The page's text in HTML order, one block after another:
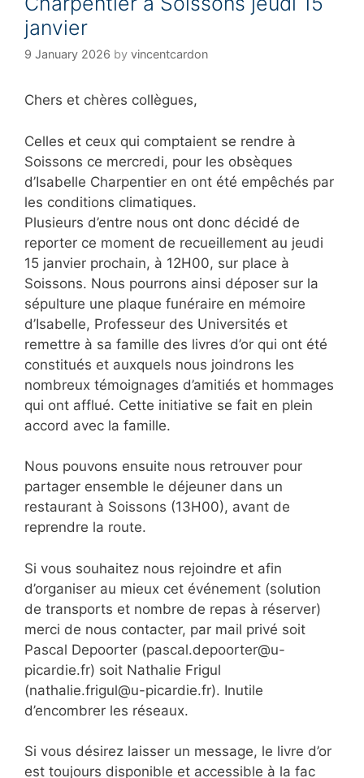
janvier
9 January 2026 by vincentcardon
Chers et chères collègues,
Celles et ceux qui comptaient se rendre à
Soissons ce mercredi, pour les obsèques
d’Isabelle Charpentier en ont été empêchés par
les conditions climatiques.
Plusieurs d’entre nous ont donc décidé de
reporter ce moment de recueillement au jeudi
15 janvier prochain, à 12H00, sur place à
Soissons. Nous pourrons ainsi déposer sur la
sépulture une plaque funéraire en mémoire
d’Isabelle, Professeur des Universités et
remettre à sa famille des livres d’or qui ont été
constitués et auxquels nous joindrons les
nombreux témoignages d’amitiés et hommages
qui ont afflué. Cette initiative se fait en plein
accord avec la famille.
Nous pouvons ensuite nous retrouver pour
partager ensemble le déjeuner dans un
restaurant à Soissons (13H00), avant de
reprendre la route.
Si vous souhaitez nous rejoindre et afin
d’organiser au mieux cet événement (solution
de transports et nombre de repas à réserver)
merci de nous contacter, par mail privé soit
Pascal Depoorter (pascal.depoorter@u-
picardie.fr) soit Nathalie Frigul
(nathalie.frigul@u-picardie.fr). Inutile
d’encombrer les réseaux.
Si vous désirez laisser un message, le livre d’or
est toujours disponible et accessible à la fac